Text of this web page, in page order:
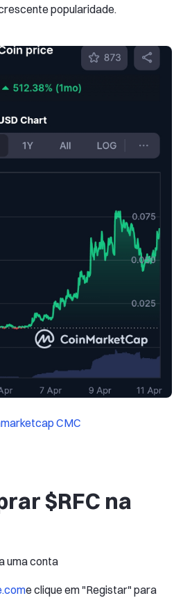
popularidade.
CMC
$RFC na
uma conta
e clique em "Registar" para